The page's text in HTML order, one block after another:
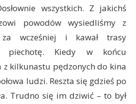
wszystkich. Z jakichś
powodów wysiedliśmy z
wcześniej i kawał trasy
piechotę. Kiedy w końcu
kilkunastu pędzonych do kina
ludzi. Reszta się gdzieś po
Trudno się im dziwić – to był